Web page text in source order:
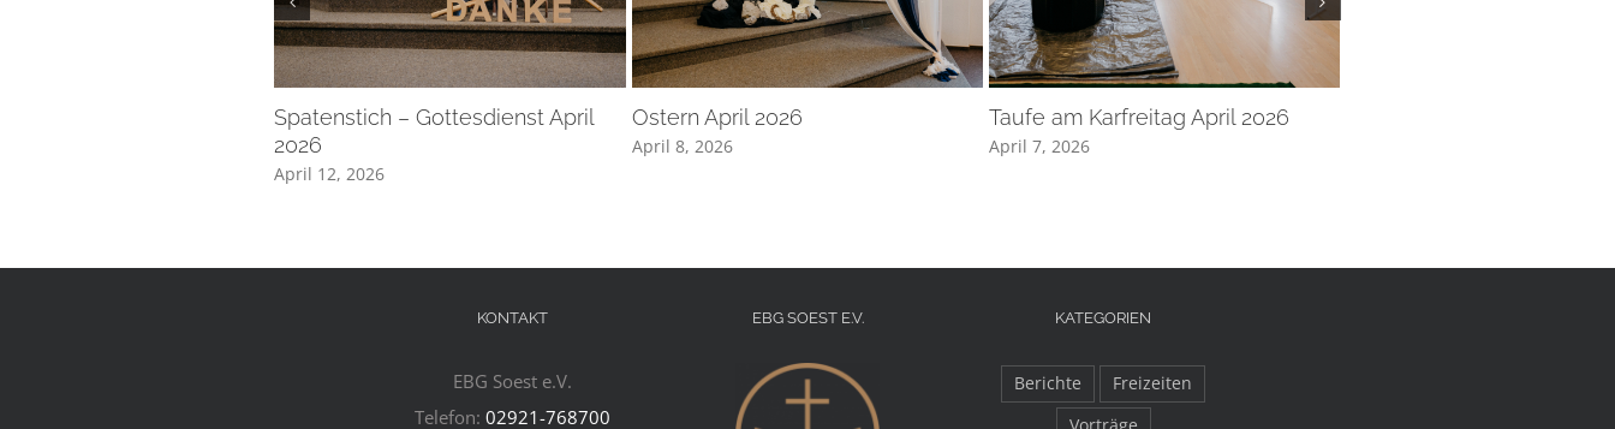
Spatenstich – Gottesdienst April
2026
April 12, 2026
Ostern April 2026
April 8, 2026
Taufe am Karfreitag April 2026
April 7, 2026
KONTAKT
EBG Soest e.V.
Telefon: 02921-768700
EBG SOEST E.V. KATEGORIEN
Berichte
Freizeiten